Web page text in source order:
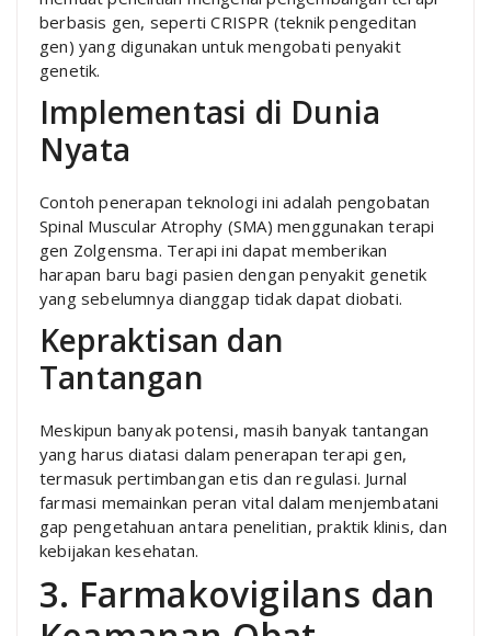
berbasis gen, seperti CRISPR (teknik pengeditan
gen) yang digunakan untuk mengobati penyakit
genetik.
Implementasi di Dunia
Nyata
Contoh penerapan teknologi ini adalah pengobatan
Spinal Muscular Atrophy (SMA) menggunakan terapi
gen Zolgensma. Terapi ini dapat memberikan
harapan baru bagi pasien dengan penyakit genetik
yang sebelumnya dianggap tidak dapat diobati.
Kepraktisan dan
Tantangan
Meskipun banyak potensi, masih banyak tantangan
yang harus diatasi dalam penerapan terapi gen,
termasuk pertimbangan etis dan regulasi. Jurnal
farmasi memainkan peran vital dalam menjembatani
gap pengetahuan antara penelitian, praktik klinis, dan
kebijakan kesehatan.
3. Farmakovigilans dan